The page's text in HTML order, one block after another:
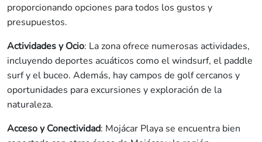
proporcionando opciones para todos los gustos y
presupuestos.
Actividades y Ocio: La zona ofrece numerosas actividades,
incluyendo deportes acuáticos como el windsurf, el paddle
surf y el buceo. Además, hay campos de golf cercanos y
oportunidades para excursiones y exploración de la
naturaleza.
Acceso y Conectividad: Mojácar Playa se encuentra bien